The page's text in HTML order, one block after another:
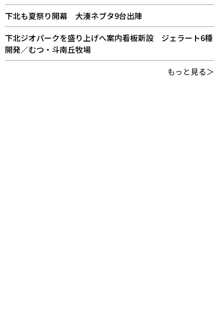
下北も夏祭り開幕 大湊ネブタ9台出陣
下北ジオパークを盛り上げへ案内看板新設 ジェラート6種
開発／むつ・斗南丘牧場
もっと見る＞